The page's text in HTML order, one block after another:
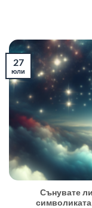
Сънувате
27
юли